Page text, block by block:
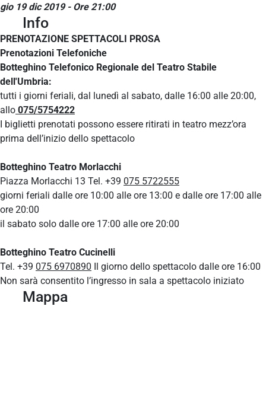
gio 19 dic 2019 - Ore 21:00
Info
PRENOTAZIONE SPETTACOLI PROSA
Prenotazioni Telefoniche
Botteghino Telefonico Regionale del Teatro Stabile
dell'Umbria:
tutti i giorni feriali, dal lunedì al sabato, dalle 16:00 alle 20:00,
allo 075/5754222
I biglietti prenotati possono essere ritirati in teatro mezz’ora
prima dell’inizio dello spettacolo
Botteghino Teatro Morlacchi
Piazza Morlacchi 13 Tel. +39 075 5722555
giorni feriali dalle ore 10:00 alle ore 13:00 e dalle ore 17:00 alle
ore 20:00
il sabato solo dalle ore 17:00 alle ore 20:00
Botteghino Teatro Cucinelli
Tel. +39 075 6970890 Il giorno dello spettacolo dalle ore 16:00
Non sarà consentito l’ingresso in sala a spettacolo iniziato
Mappa